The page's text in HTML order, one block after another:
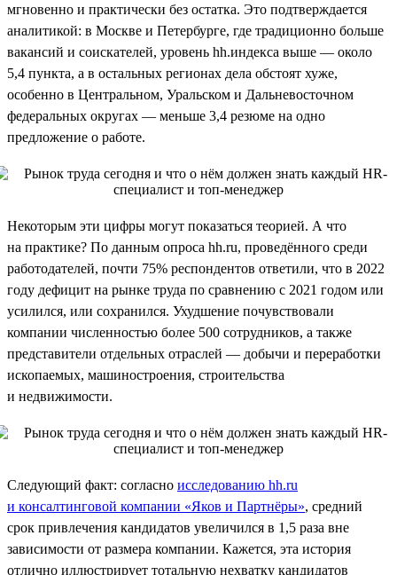
мгновенно и практически без остатка. Это подтверждается
аналитикой: в Москве и Петербурге, где традиционно больше
вакансий и соискателей, уровень hh.индекса выше — около
5,4 пункта, а в остальных регионах дела обстоят хуже,
особенно в Центральном, Уральском и Дальневосточном
федеральных округах — меньше 3,4 резюме на одно
предложение о работе.
Некоторым эти цифры могут показаться теорией. А что
на практике? По данным опроса hh.ru, проведённого среди
работодателей, почти 75% респондентов ответили, что в 2022
году дефицит на рынке труда по сравнению с 2021 годом или
усилился, или сохранился. Ухудшение почувствовали
компании численностью более 500 сотрудников, а также
представители отдельных отраслей — добычи и переработки
ископаемых, машиностроения, строительства
и недвижимости.
Следующий факт: согласно исследованию hh.ru
и консалтинговой компании «Яков и Партнёры», средний
срок привлечения кандидатов увеличился в 1,5 раза вне
зависимости от размера компании. Кажется, эта история
отлично иллюстрирует тотальную нехватку кандидатов